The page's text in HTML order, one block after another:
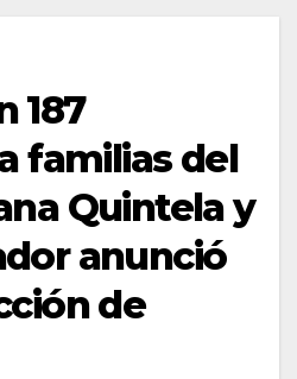
187
familias del
Quintela y
anunció
de